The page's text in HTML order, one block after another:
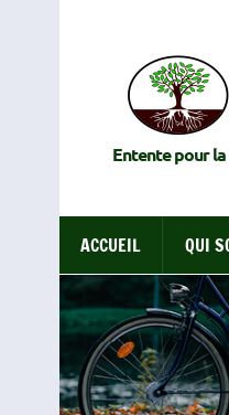
Entente pour
ACCUEIL QUI